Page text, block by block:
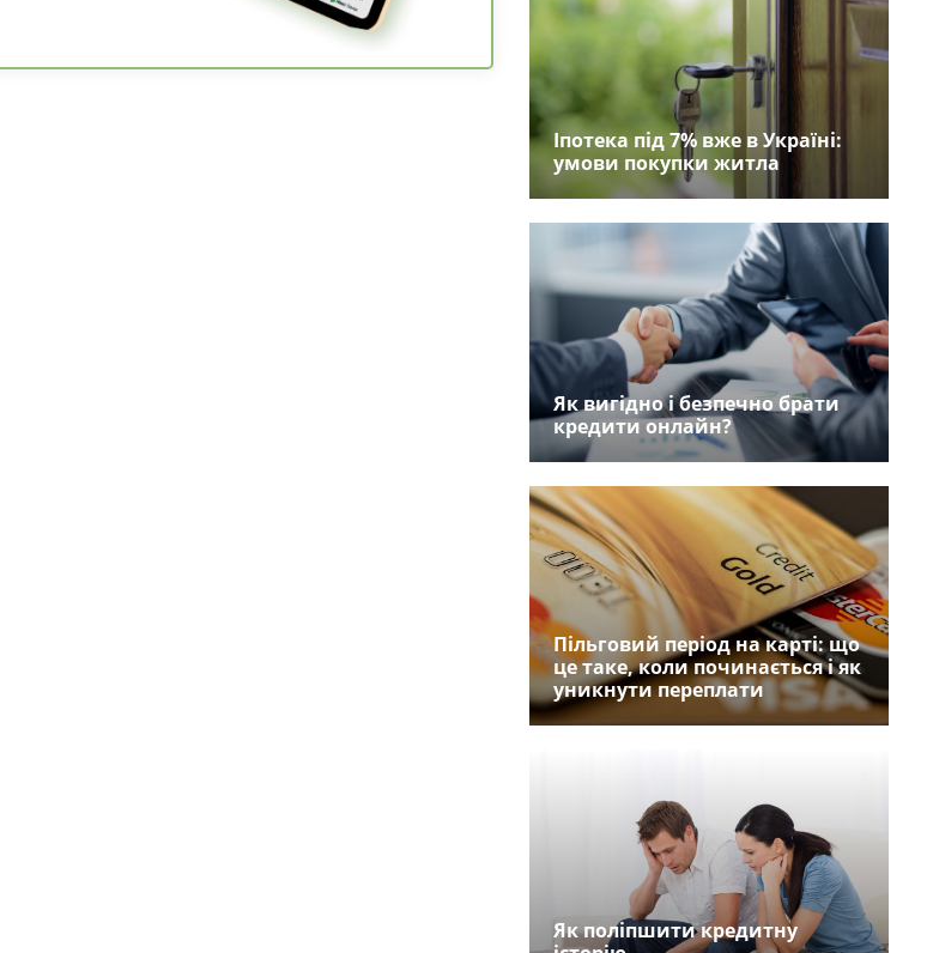
Іпотека під 7% вже в Україні:
умови покупки житла
Як вигідно і безпечно брати
кредити онлайн?
Пільговий період на карті: що
це таке, коли починається і як
уникнути переплати
Як поліпшити кредитну